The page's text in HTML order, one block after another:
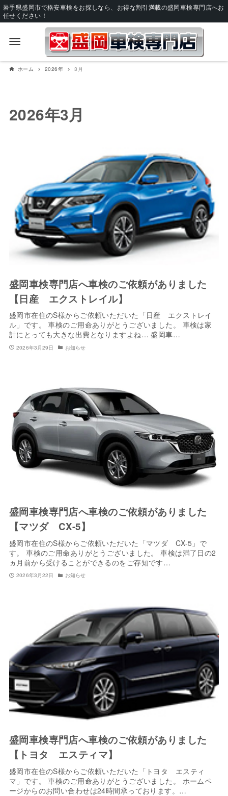
岩手県盛岡市で格安車検をお探しなら、お得な割引満載の盛岡車検専門店へお
任せください！
ホーム 2026年 3月
2026年3月
盛岡車検専門店へ車検のご依頼がありました
【日産 エクストレイル】
盛岡市在住のS様からご依頼いただいた「日産 エクストレイ
ル」です。 車検のご用命ありがとうございました。 車検は家
計にとっても大きな出費となりますよね… 盛岡車…
2026年3月29日 お知らせ
盛岡車検専門店へ車検のご依頼がありました
【マツダ CX-5】
盛岡市在住のS様からご依頼いただいた「マツダ CX-5」で
す。 車検のご用命ありがとうございました。 車検は満了日の2
ヵ月前から受けることができるのをご存知です…
2026年3月22日 お知らせ
盛岡車検専門店へ車検のご依頼がありました
【トヨタ エスティマ】
盛岡市在住のS様からご依頼いただいた「トヨタ エスティ
マ」です。 車検のご用命ありがとうございました。 ホームペ
ージからのお問い合わせは24時間承っております。…